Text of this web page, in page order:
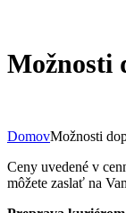
Možnosti
DomovMožnosti
Ceny uvedené v
môžete zaslať na